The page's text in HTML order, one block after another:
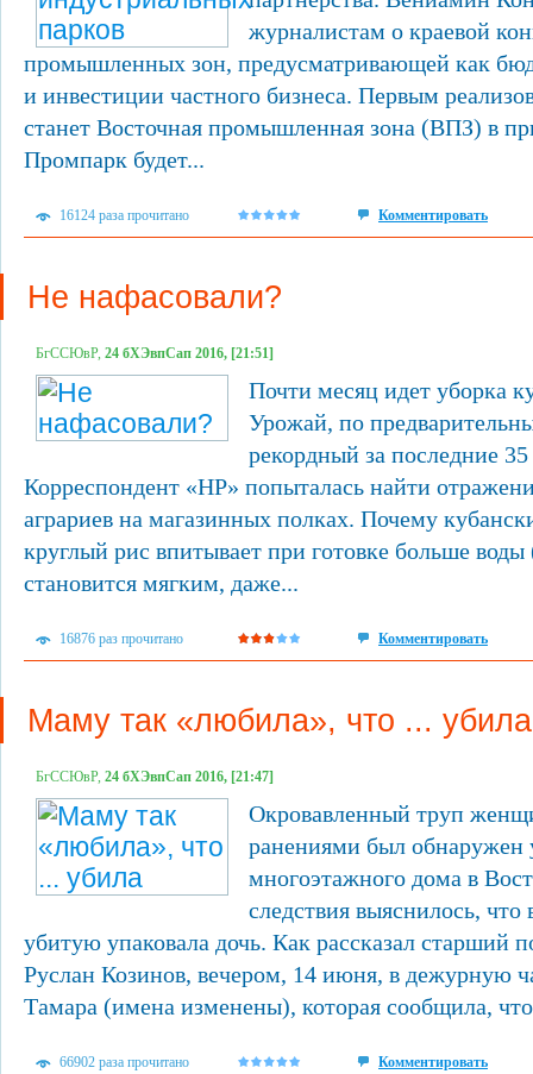
журналистам о краевой
промышленных зон, предусматривающей как
и инвестиции частного бизнеса. Первым
станет Восточная промышленная зона (ВПЗ) в
Промпарк будет...
16124 раза прочитано Комментировать
Не нафасовали?
БгССЮвР, 24 бХЭвпСап 2016, [21:51]
Почти месяц идет уборка
Урожай, по
рекордный за последние
Корреспондент «НР» попыталась найти
аграриев на магазинных полках. Почему
круглый рис впитывает при готовке больше
становится мягким, даже...
16876 раз прочитано Комментировать
Маму так «любила», что ... убила
БгССЮвР, 24 бХЭвпСап 2016, [21:47]
Окровавленный труп
ранениями был обнаружен
многоэтажного дома в
следствия выяснилось,
убитую упаковала дочь. Как рассказал старший
Руслан Козинов, вечером, 14 июня, в дежурную
Тамара (имена изменены), которая сообщила,
66902 раза прочитано Комментировать